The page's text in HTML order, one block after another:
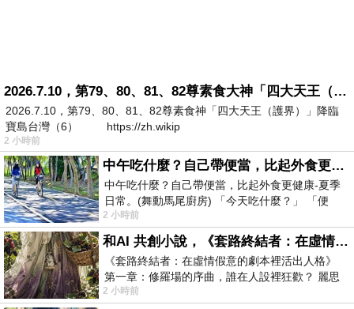
2026.7.10，第79、80、81、82尊素食大神「四大天王（護界）」降臨寶島台灣（6）
2026.7.10，第79、80、81、82尊素食神「四大天王（護界）」降臨
寶島台灣（6） https://zh.wikip
2 小時前
中午吃什麼？自己帶便當，比起外食更健康-夏季日常。(舞動馬尾廚房)
中午吃什麼？自己帶便當，比起外食更健康-夏季
日常。(舞動馬尾廚房) 「今天吃什麼？」 「便
當？麵？還是炒飯？」 每天都在選擇
2 小時前
和AI 共創小說，《套路終結者：在虛情假意的劇本裡活出人格》
《套路終結者：在虛情假意的劇本裡活出人格》
第一章：修羅場的序曲，誰在人設裡狂歡？ 麗思
卡爾頓酒店的總統套房內，燈光昏
2 小時前